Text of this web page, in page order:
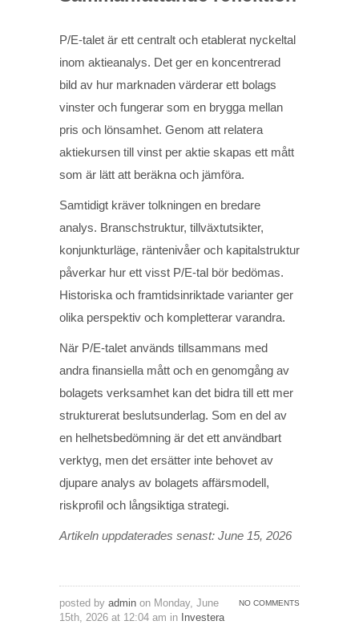
P/E-talet är ett centralt och etablerat nyckeltal
inom aktieanalys. Det ger en koncentrerad
bild av hur marknaden värderar ett bolags
vinster och fungerar som en brygga mellan
pris och lönsamhet. Genom att relatera
aktiekursen till vinst per aktie skapas ett mått
som är lätt att beräkna och jämföra.
Samtidigt kräver tolkningen en bredare
analys. Branschstruktur, tillväxtutsikter,
konjunkturläge, räntenivåer och kapitalstruktur
påverkar hur ett visst P/E-tal bör bedömas.
Historiska och framtidsinriktade varianter ger
olika perspektiv och kompletterar varandra.
När P/E-talet används tillsammans med
andra finansiella mått och en genomgång av
bolagets verksamhet kan det bidra till ett mer
strukturerat beslutsunderlag. Som en del av
en helhetsbedömning är det ett användbart
verktyg, men det ersätter inte behovet av
djupare analys av bolagets affärsmodell,
riskprofil och långsiktiga strategi.
Artikeln uppdaterades senast: June 15, 2026
NO COMMENTS
posted by admin on Monday, June
15th, 2026 at 12:04 am in Investera